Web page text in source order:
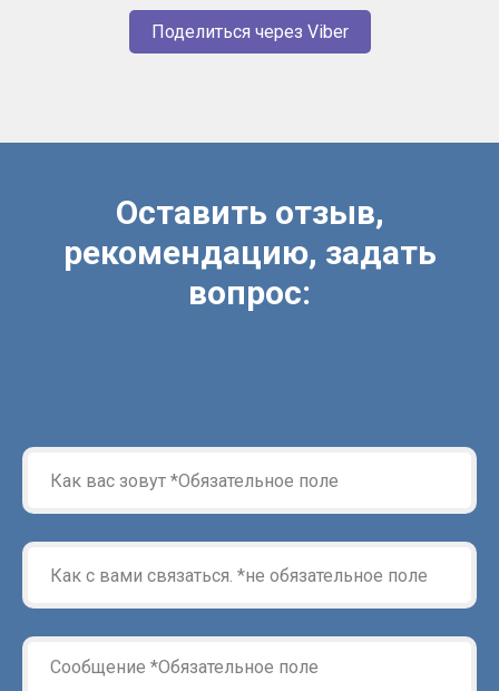
Поделиться через Viber
Оставить отзыв,
рекомендацию, задать
вопрос: